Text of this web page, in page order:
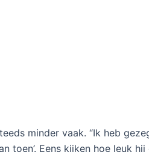
minder vaak. “Ik heb
toen’. Eens kijken hoe leuk hij